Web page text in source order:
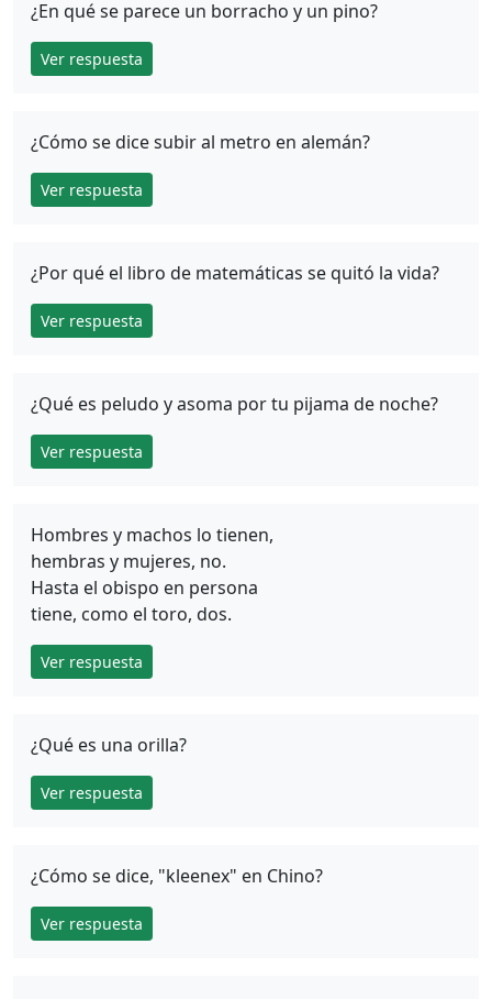
¿En qué se parece un borracho y un pino?
Ver respuesta
¿Cómo se dice subir al metro en alemán?
Ver respuesta
¿Por qué el libro de matemáticas se quitó la vida?
Ver respuesta
¿Qué es peludo y asoma por tu pijama de noche?
Ver respuesta
Hombres y machos lo tienen,
hembras y mujeres, no.
Hasta el obispo en persona
tiene, como el toro, dos.
Ver respuesta
¿Qué es una orilla?
Ver respuesta
¿Cómo se dice, "kleenex" en Chino?
Ver respuesta